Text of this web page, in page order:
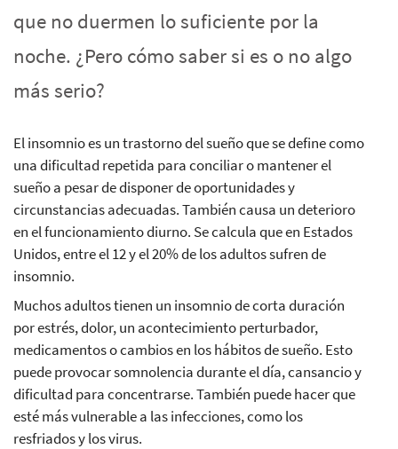
que no duermen lo suficiente por la
noche. ¿Pero cómo saber si es o no algo
más serio?
El insomnio es un trastorno del sueño que se define como
una dificultad repetida para conciliar o mantener el
sueño a pesar de disponer de oportunidades y
circunstancias adecuadas. También causa un deterioro
en el funcionamiento diurno. Se calcula que en Estados
Unidos, entre el 12 y el 20% de los adultos sufren de
insomnio.
Muchos adultos tienen un insomnio de corta duración
por estrés, dolor, un acontecimiento perturbador,
medicamentos o cambios en los hábitos de sueño. Esto
puede provocar somnolencia durante el día, cansancio y
dificultad para concentrarse. También puede hacer que
esté más vulnerable a las infecciones, como los
resfriados y los virus.